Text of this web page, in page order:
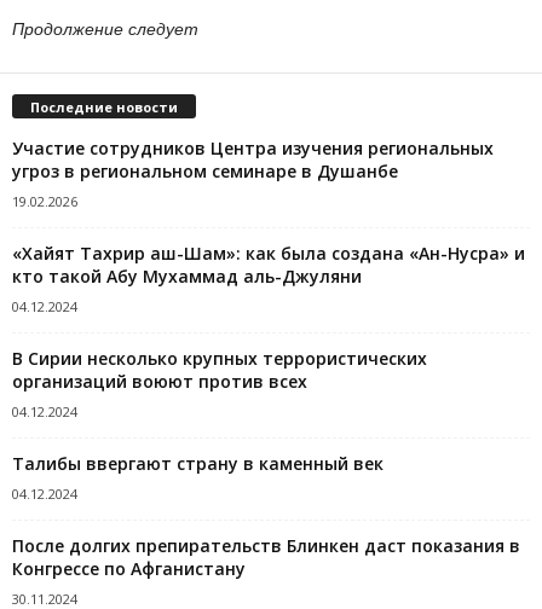
Продолжение следует
Последние новости
Участие сотрудников Центра изучения региональных
угроз в региональном семинаре в Душанбе
19.02.2026
«Хайят Тахрир аш-Шам»: как была создана «Ан-Нусра» и
кто такой Абу Мухаммад аль-Джуляни
04.12.2024
В Сирии несколько крупных террористических
организаций воюют против всех
04.12.2024
Талибы ввергают страну в каменный век
04.12.2024
После долгих препирательств Блинкен даст показания в
Конгрессе по Афганистану
30.11.2024